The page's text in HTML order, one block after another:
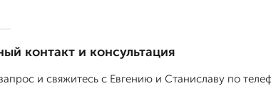
контакт и консультация
и свяжитесь с Евгению и Станиславу по